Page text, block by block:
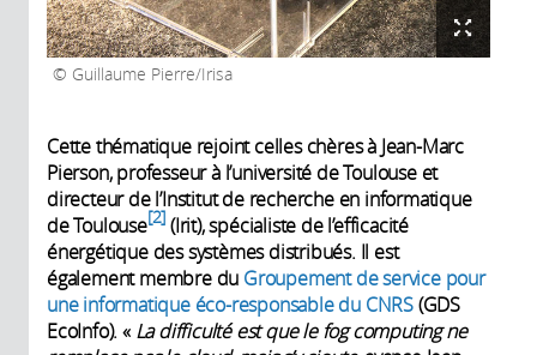
Guillaume Pierre/Irisa
Cette thématique rejoint celles chères à Jean-Marc
Pierson, professeur à l’université de Toulouse et
directeur de l’Institut de recherche en informatique
de Toulouse 2 (Irit), spécialiste de l’efficacité
énergétique des systèmes distribués. Il est
également membre du Groupement de service pour
une informatique éco-responsable du CNRS(GDS
EcoInfo). « La difficulté est que le fog computing ne